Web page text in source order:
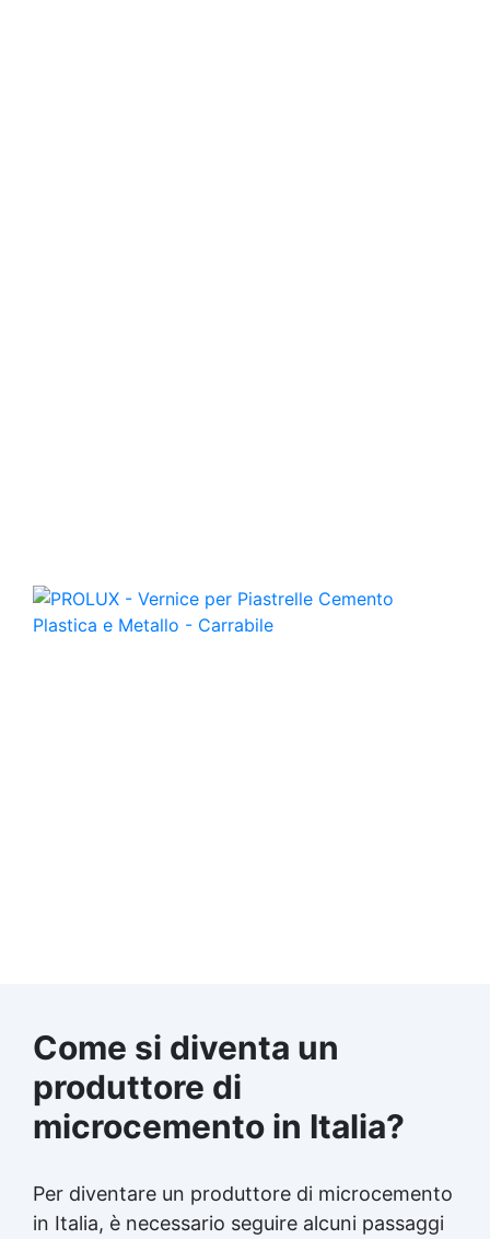
Come si diventa un
produttore di
microcemento in Italia?
Per diventare un produttore di microcemento
in Italia, è necessario seguire alcuni passaggi